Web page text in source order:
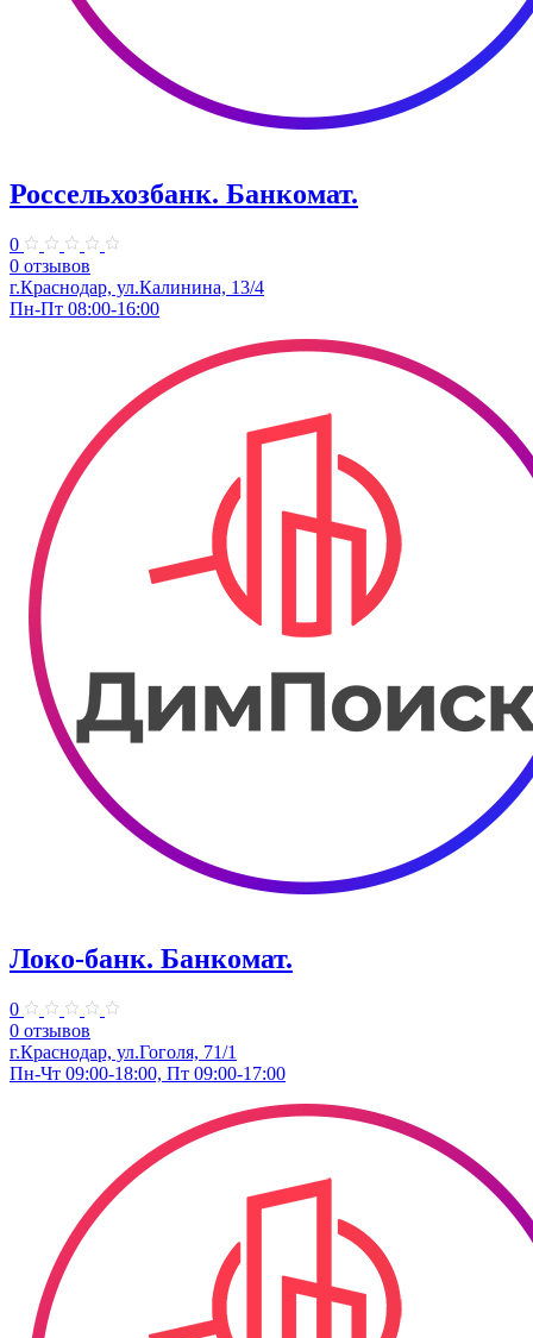
Россельхозбанк. Банкомат.
0
0 отзывов
г.Краснодар, ул.Калинина, 13/4
Пн-Пт 08:00-16:00
Локо-банк. Банкомат.
0
0 отзывов
г.Краснодар, ул.Гоголя, 71/1
Пн-Чт 09:00-18:00, Пт 09:00-17:00